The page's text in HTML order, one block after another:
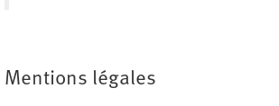
Mentions légales